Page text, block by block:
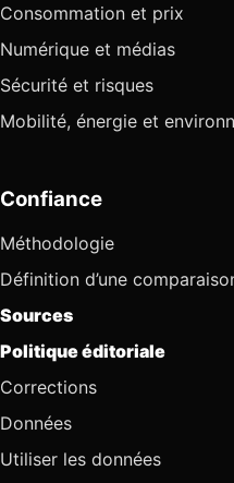
Consommation et prix
Numérique et médias
Sécurité et risques
Mobilité, énergie et
Confiance
Méthodologie
Définition d’une
Sources
Politique éditoriale
Corrections
Données
Utiliser les données